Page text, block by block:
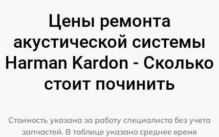
Цены ремонта
акустической системы
Harman Kardon - Сколько
стоит починить
Стоимость указана за работу специалиста без учета
запчастей. В таблице указано среднее время